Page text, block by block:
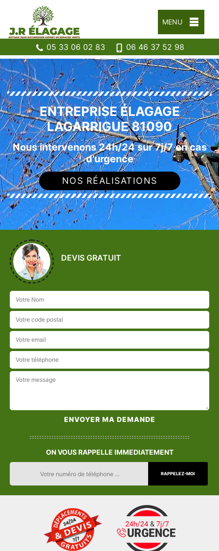
MENU
05 33 06 02 83 06 46 37 52 98
ENTREPRISE ÉLAGAGE
LAGARRIGUE 81090
Nous intervenons 24h/24 sur 7j/7 en cas
d'urgence
NOS RÉALISATIONS
DEVIS GRATUIT
ON VOUS RAPPELLE IMMEDIATEMENT